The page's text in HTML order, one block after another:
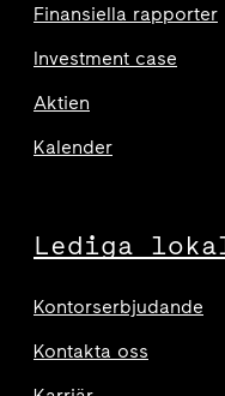
Finansiella rapporter
Investment case
Aktien
Kalender
Lediga
Kontorserbjudande
Kontakta oss